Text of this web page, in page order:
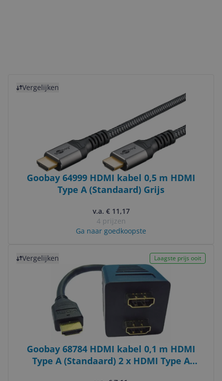
Vergelijken
Goobay 64999 HDMI kabel 0,5 m HDMI
Type A (Standaard) Grijs
v.a. € 11,17
4 prijzen
Ga naar goedkoopste
Vergelijken Laagste prijs ooit
Goobay 68784 HDMI kabel 0,1 m HDMI
Type A (Standaard) 2 x HDMI Type A